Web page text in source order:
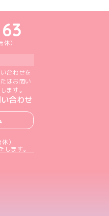
TikTok公式アカウント
みんX公式アカウント
りーみんInstagram公式アカウント
めいどりーみんFacebook公式アカウン
めいどりーみんYouTube公式アカ
）
合わせを
はお問い
ます。
合わせ
）
します。